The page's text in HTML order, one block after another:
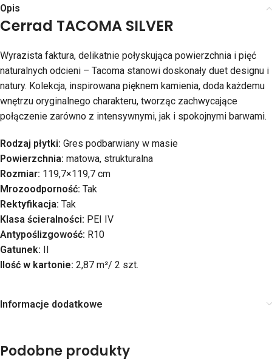
Opis
Cerrad TACOMA SILVER
Wyrazista faktura, delikatnie połyskująca powierzchnia i pięć
naturalnych odcieni – Tacoma stanowi doskonały duet designu i
natury. Kolekcja, inspirowana pięknem kamienia, doda każdemu
wnętrzu oryginalnego charakteru, tworząc zachwycające
połączenie zarówno z intensywnymi, jak i spokojnymi barwami.
Rodzaj płytki: Gres podbarwiany w masie
Powierzchnia: matowa, strukturalna
Rozmiar: 119,7×119,7 cm
Mrozoodporność: Tak
Rektyfikacja: Tak
Klasa ścieralności: PEI IV
Antypoślizgowość: R10
Gatunek: II
Ilość w kartonie: 2,87 m²/ 2 szt.
Informacje dodatkowe
Podobne produkty